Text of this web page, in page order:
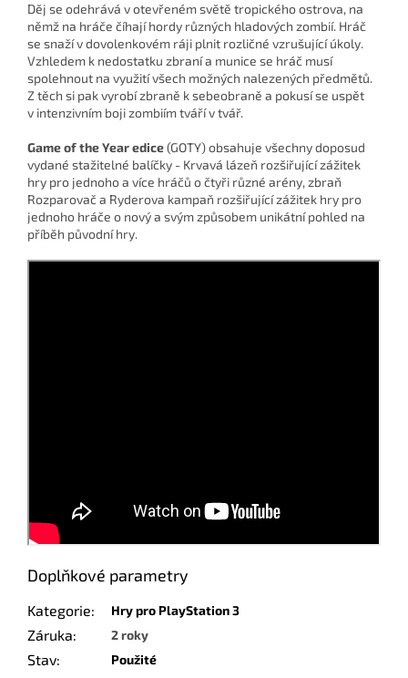
Děj se odehrává v otevřeném světě tropického ostrova, na
němž na hráče číhají hordy různých hladových zombií. Hráč
se snaží v dovolenkovém ráji plnit rozličné vzrušující úkoly.
Vzhledem k nedostatku zbraní a munice se hráč musí
spolehnout na využití všech možných nalezených předmětů.
Z těch si pak vyrobí zbraně k sebeobraně a pokusí se uspět
v intenzivním boji zombiím tváří v tvář.
Game of the Year edice(GOTY) obsahuje všechny doposud
vydané stažitelné balíčky - Krvavá lázeň rozšiřující zážitek
hry pro jednoho a více hráčů o čtyři různé arény, zbraň
Rozparovač a Ryderova kampaň rozšiřující zážitek hry pro
jednoho hráče o nový a svým způsobem unikátní pohled na
příběh původní hry.
Doplňkové parametry
Kategorie: Hry pro PlayStation 3
Záruka: 2 roky
Stav: Použité